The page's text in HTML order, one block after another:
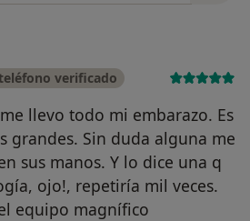
verificado
llevo todo mi embarazo. Es
grandes. Sin duda alguna me
sus manos. Y lo dice una q
ojo!, repetiría mil veces.
equipo magnífico